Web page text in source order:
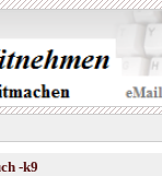
-k9